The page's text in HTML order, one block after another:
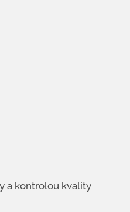
a kontrolou kvality